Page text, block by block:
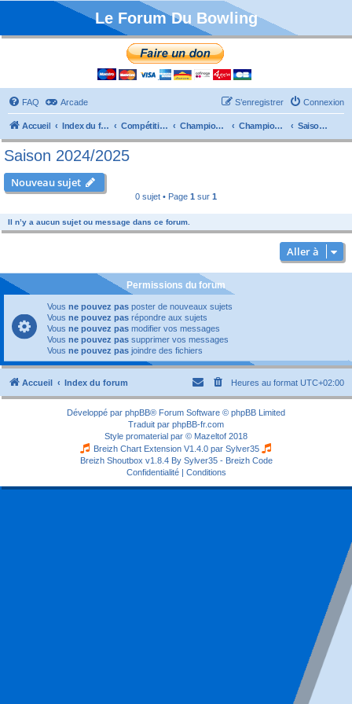
Le Forum Du Bowling
FAQ Arcade Connexion
S’enregistrer
Accueil Index du forum Compétitions Championnats de France Championnat Départemental Saison 2024/2025
Saison 2024/2025
Nouveau sujet
0 sujet • Page 1 sur 1
Il n’y a aucun sujet ou message dans ce forum.
Aller à
Permissions du forum
Vous ne pouvez pas poster de nouveaux sujets
Vous ne pouvez pas répondre aux sujets
Vous ne pouvez pas modifier vos messages
Vous ne pouvez pas supprimer vos messages
Vous ne pouvez pas joindre des fichiers
Accueil Index du forum Heures au format UTC+02:00
Développé par phpBB® Forum Software © phpBB Limited
Traduit par phpBB-fr.com
Style promaterial par © Mazeltof 2018
Breizh Chart Extension V1.4.0 par Sylver35
Breizh Shoutbox v1.8.4 By Sylver35 - Breizh Code
Confidentialité| Conditions